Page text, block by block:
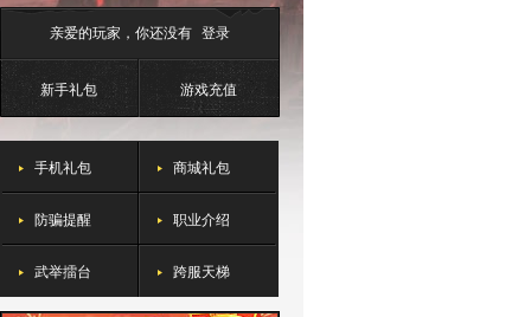
亲爱的玩家，你还没有 登录
新手礼包 游戏充值
手机礼包 商城礼包
防骗提醒 职业介绍
武举擂台 跨服天梯